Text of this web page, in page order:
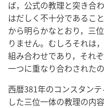
ば，公式の教理と突き合
はだしく不十分であるこ
から明らかなとおり，三
りません。むしろそれは
組み合わせであり，それ
一つに重なり合わされたの
西暦381年のコンスタン
した三位一体の教理の内